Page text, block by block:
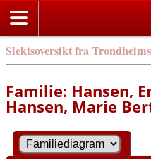
Slektsoversikt fra
Familie: Hansen,
Hansen, Marie